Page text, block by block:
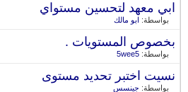
ابي معهد لتحسين مستواي
بواسطة:ابو مالك
بخصوص المستويات .
بواسطة:5wee5
نسيت اختبر تحديد مستوى
بواسطة:جينسس